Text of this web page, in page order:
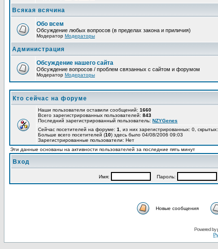
Всякая всячина
Обо всем
Обсуждение любых вопросов (в пределах закона и приличия)
Модератор Модераторы
Администрация
Обсуждение нашего сайта
Обсуждение вопросов / проблем связанных с сайтом и форумом
Модератор Модераторы
Кто сейчас на форуме
Наши пользователи оставили сообщений: 1660
Всего зарегистрированных пользователей: 843
Последний зарегистрированный пользователь: NZYGenes
Сейчас посетителей на форуме: 1
, из них зарегистрированных: 0,
Больше всего посетителей (10) здесь было 04/08/2006 09:03
Зарегистрированные пользователи: Нет
Эти данные основаны на активности пользователей за последние пять минут
Вход
Имя: Пароль:
Новые сообщения
Powered by